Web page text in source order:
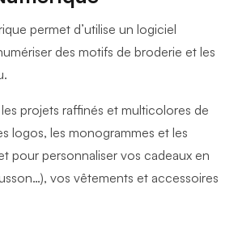
permet d’utilise un logiciel
des motifs de broderie et les
projets raffinés et multicolores de
logos, les monogrammes et les
pour personnaliser vos cadeaux en
vos vêtements et accessoires